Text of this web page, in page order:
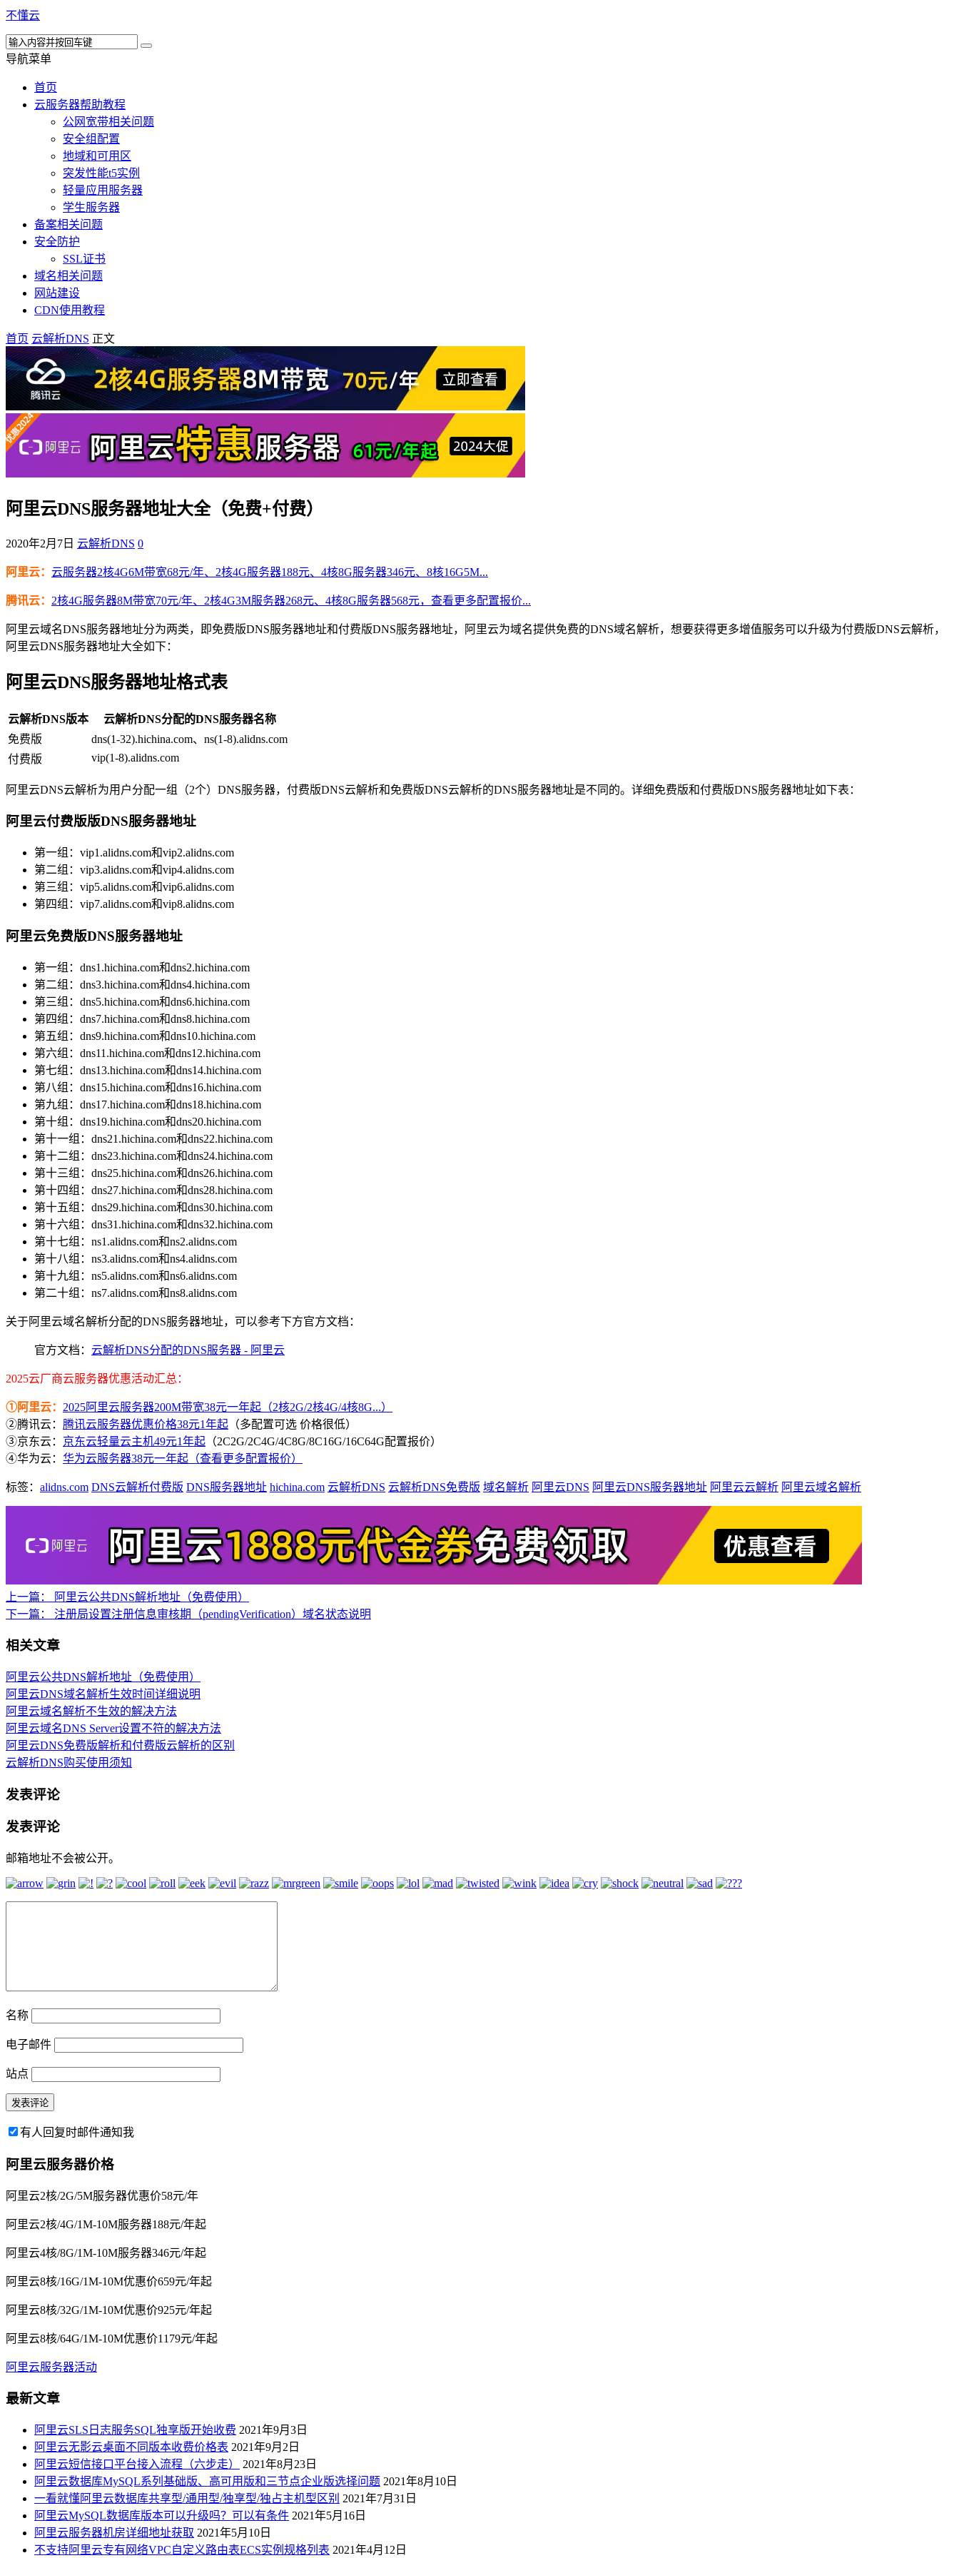
不懂云
导航菜单
首页
云服务器帮助教程
公网宽带相关问题
安全组配置
地域和可用区
突发性能t5实例
轻量应用服务器
学生服务器
备案相关问题
安全防护
SSL证书
域名相关问题
网站建设
CDN使用教程
首页 云解析DNS 正文
阿里云DNS服务器地址大全（免费+付费）
2020年2月7日 云解析DNS 0
阿里云： 云服务器2核4G6M带宽68元/年、2核4G服务器188元、4核8G服务器346元、8核16G5M...
腾讯云： 2核4G服务器8M带宽70元/年、2核4G3M服务器268元、4核8G服务器568元，查看更多配置报价...
阿里云域名DNS服务器地址分为两类，即免费版DNS服务器地址和付费版DNS服务器地址，阿里云为域名提供免费的DNS域名解析，想要获得更多增值服务可以升级为付费版DNS云解析，
阿里云DNS服务器地址大全如下：
阿里云DNS服务器地址格式表
云解析DNS版本
云解析DNS分配的DNS服务器名称
免费版
dns(1-32).hichina.com、ns(1-8).alidns.com
付费版
vip(1-8).alidns.com
阿里云DNS云解析为用户分配一组（2个）DNS服务器，付费版DNS云解析和免费版DNS云解析的DNS服务器地址是不同的。详细免费版和付费版DNS服务器地址如下表：
阿里云付费版版DNS服务器地址
第一组：vip1.alidns.com和vip2.alidns.com
第二组：vip3.alidns.com和vip4.alidns.com
第三组：vip5.alidns.com和vip6.alidns.com
第四组：vip7.alidns.com和vip8.alidns.com
阿里云免费版DNS服务器地址
第一组：dns1.hichina.com和dns2.hichina.com
第二组：dns3.hichina.com和dns4.hichina.com
第三组：dns5.hichina.com和dns6.hichina.com
第四组：dns7.hichina.com和dns8.hichina.com
第五组：dns9.hichina.com和dns10.hichina.com
第六组：dns11.hichina.com和dns12.hichina.com
第七组：dns13.hichina.com和dns14.hichina.com
第八组：dns15.hichina.com和dns16.hichina.com
第九组：dns17.hichina.com和dns18.hichina.com
第十组：dns19.hichina.com和dns20.hichina.com
第十一组：dns21.hichina.com和dns22.hichina.com
第十二组：dns23.hichina.com和dns24.hichina.com
第十三组：dns25.hichina.com和dns26.hichina.com
第十四组：dns27.hichina.com和dns28.hichina.com
第十五组：dns29.hichina.com和dns30.hichina.com
第十六组：dns31.hichina.com和dns32.hichina.com
第十七组：ns1.alidns.com和ns2.alidns.com
第十八组：ns3.alidns.com和ns4.alidns.com
第十九组：ns5.alidns.com和ns6.alidns.com
第二十组：ns7.alidns.com和ns8.alidns.com
关于阿里云域名解析分配的DNS服务器地址，可以参考下方官方文档：
官方文档： 云解析DNS分配的DNS服务器 - 阿里云
2025云厂商云服务器优惠活动汇总：
①阿里云： 2025阿里云服务器200M带宽38元一年起（2核2G/2核4G/4核8G...）
②腾讯云： 腾讯云服务器优惠价格38元1年起 （多配置可选 价格很低）
③京东云： 京东云轻量云主机49元1年起 （2C2G/2C4G/4C8G/8C16G/16C64G配置报价）
④华为云： 华为云服务器38元一年起（查看更多配置报价）
标签： alidns.com DNS云解析付费版 DNS服务器地址 hichina.com 云解析DNS 云解析DNS免费版 域名解析 阿里云DNS 阿里云DNS服务器地址 阿里云云解析 阿里云域名解析
上一篇：
阿里云公共DNS解析地址（免费使用）
下一篇：
注册局设置注册信息审核期（pendingVerification）域名状态说明
相关文章
阿里云公共DNS解析地址（免费使用）
阿里云DNS域名解析生效时间详细说明
阿里云域名解析不生效的解决方法
阿里云域名DNS Server设置不符的解决方法
阿里云DNS免费版解析和付费版云解析的区别
云解析DNS购买使用须知
发表评论
发表评论
邮箱地址不会被公开。
名称
电子邮件
站点
有人回复时邮件通知我
阿里云服务器价格
阿里云2核/2G/5M服务器优惠价58元/年
阿里云2核/4G/1M-10M服务器188元/年起
阿里云4核/8G/1M-10M服务器346元/年起
阿里云8核/16G/1M-10M优惠价659元/年起
阿里云8核/32G/1M-10M优惠价925元/年起
阿里云8核/64G/1M-10M优惠价1179元/年起
阿里云服务器活动
最新文章
阿里云SLS日志服务SQL独享版开始收费 2021年9月3日
阿里云无影云桌面不同版本收费价格表 2021年9月2日
阿里云短信接口平台接入流程（六步走）
2021年8月23日
阿里云数据库MySQL系列基础版、高可用版和三节点企业版选择问题 2021年8月10日
一看就懂阿里云数据库共享型/通用型/独享型/独占主机型区别 2021年7月31日
阿里云MySQL数据库版本可以升级吗？可以有条件 2021年5月16日
阿里云服务器机房详细地址获取 2021年5月10日
不支持阿里云专有网络VPC自定义路由表ECS实例规格列表 2021年4月12日